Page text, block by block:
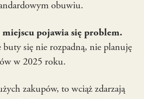
obuwiu.
miejscu pojawia się problem.
buty się nie rozpadną, nie planuję
w 2025 roku.
zakupów, to wciąż zdarzają